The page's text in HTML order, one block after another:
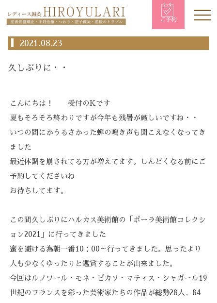
ご予約
2021.08.23
久しぶりに・・
こんにちは！ 受付のKです
夏もそろそろ終わりですが今年も残暑が厳しいですね・・
いつの間にかうるさかった蝉の鳴き声も聞こえなくなってき
ました
最近体調を崩されてる方が増えてます。しんどくなる前にご
予約してくださいね
お待ちしてます。
この間久しぶりにハルカス美術館の「ポーラ美術館コレクシ
ョン2021」に行ってきました
蜜を避ける為朝一番10：00～行ってきました。思ったより
人も少なくゆったりと鑑賞することが出来ました。
今回はルノワール・モネ・ピカソ・マティス・シャガール19
世紀のフランスを彩った芸術家たちの作品が総勢28人、84